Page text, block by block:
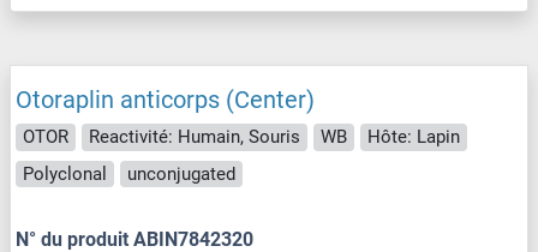
Otoraplin anticorps (Center)
OTOR Reactivité: Humain, Souris WB
Hôte: Lapin
Polyclonal
unconjugated
N° du produit ABIN7842320